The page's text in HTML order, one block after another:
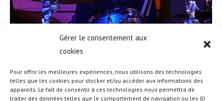
Gérer le consentement aux
cookies
Pour offrir les meilleures expériences, nous utilisons des technologies
telles que les cookies pour stocker et/ou accéder aux informations des
appareils. Le fait de consentir à ces technologies nous permettra de
traiter des données telles que le comportement de navigation ou les ID